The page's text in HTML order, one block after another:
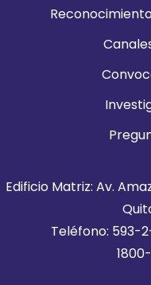
Edificio Matriz: Av.
Teléfono: 593-